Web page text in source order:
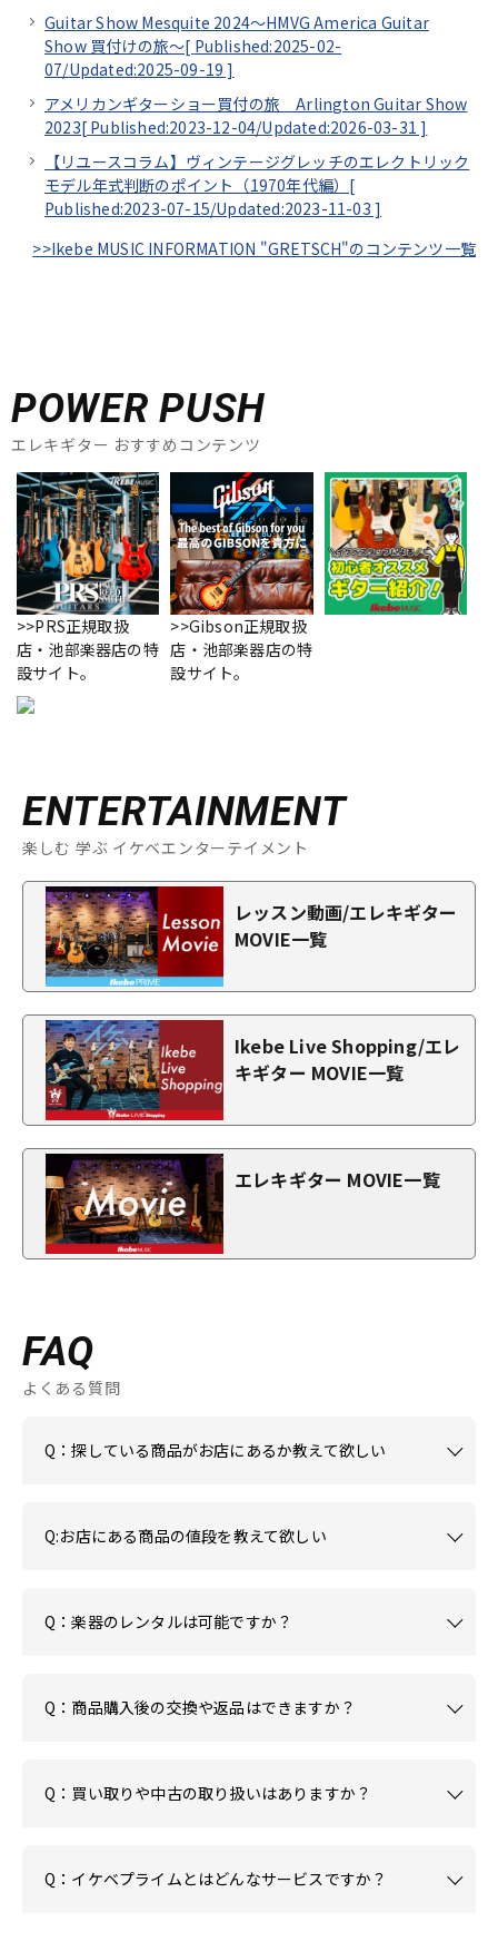
Guitar Show Mesquite 2024～HMVG America Guitar
Show 買付けの旅～[ Published:2025-02-
07/Updated:2025-09-19 ]
アメリカンギターショー買付の旅 Arlington Guitar Show
2023[ Published:2023-12-04/Updated:2026-03-31 ]
【リユースコラム】ヴィンテージグレッチのエレクトリック
モデル年式判断のポイント（1970年代編）[
Published:2023-07-15/Updated:2023-11-03 ]
>>Ikebe MUSIC INFORMATION "GRETSCH"のコンテンツ一覧
POWER PUSH
エレキギター おすすめコンテンツ
>>PRS正規取扱
店・池部楽器店の特
設サイト。
>>Gibson正規取扱
店・池部楽器店の特
設サイト。
ENTERTAINMENT
楽しむ 学ぶ イケベエンターテイメント
レッスン動画/エレキギター
MOVIE一覧
Ikebe Live Shopping/エレ
キギター MOVIE一覧
エレキギター MOVIE一覧
FAQ
よくある質問
Q：探している商品がお店にあるか教えて欲しい
Q:お店にある商品の値段を教えて欲しい
Q：楽器のレンタルは可能ですか？
Q：商品購入後の交換や返品はできますか？
Q：買い取りや中古の取り扱いはありますか？
Q：イケベプライムとはどんなサービスですか？